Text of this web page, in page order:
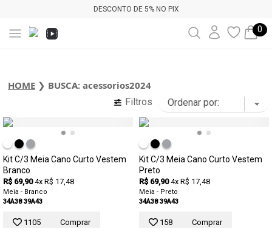
DESCONTO DE 5% NO PIX
0
HOME ❯ BUSCA: acessorios2024
Filtros
Kit C/3 Meia Cano Curto Vestem
Branco
R$ 69,90 4x R$ 17,48
Meia - Branco
34A38 39A43
1105 Comprar
Kit C/3 Meia Cano Curto Vestem
Preto
R$ 69,90 4x R$ 17,48
Meia - Preto
34A38 39A43
158 Comprar